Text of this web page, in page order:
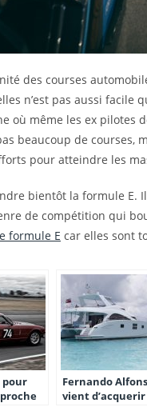
des courses
n’est pas aussi facile
où même les ex
beaucoup de courses,
pour atteindre les
bientôt la formule
de compétition qui
formule E car elles sont
pour
Fernando
vient d’acquerir